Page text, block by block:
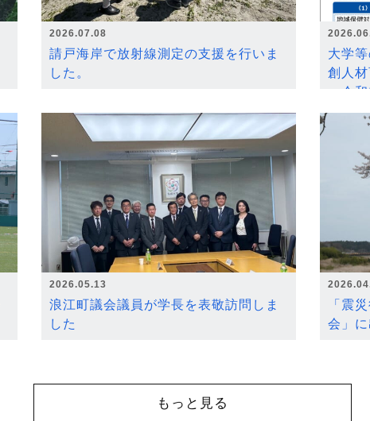
2026.07.08
請戸海岸で放射線測定の支援を行いま
した。
大学
創人
～令
2026.05.13
浪江町議会議員が学長を表敬訪問しま
した
「震
会」
もっと見る